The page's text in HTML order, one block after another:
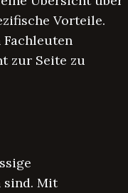
Vorteile.
zur Seite zu
sind. Mit